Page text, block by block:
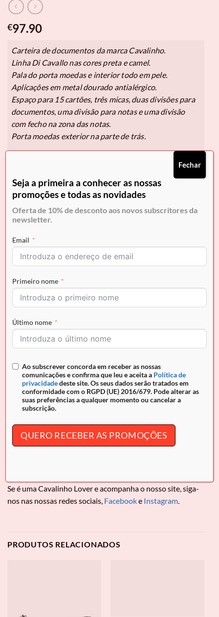
€97.90
Carteira de documentos da marca Cavalinho.
Linha Di Cavallo nas cores preta e camel.
Pala do porta moedas e interior todo em pele.
Aplicações em metal dourado antialérgico.
Espaço para 15 cartões, três micas, duas divisões para
documentos, uma divisão para notas e uma divisão
com fecho na zona das notas.
Porta moedas exterior na parte de trás.
Pague em 3x de 32,63€sem juros.
Selecione Klarna no checkout.
Em stock
COMPRAR AGORA
Envio grátis para Portugal em encomendas superiores a
REF: 26250202.32.99
DESCRIÇÃO
INFORMAÇÃO ADICIONAL
Carteira CavalinhoDi Cavallo
O acessório de moda que faltava! Carteira para
Se é uma Cavalinho Lover e acompanha o nosso site, siga-
nos nas nossas redes sociais, Facebooke Instagram
PRODUTOS RELACIONADOS
Seja a primeira a conhecer as nossas
promoções e todas as novidades
Oferta de 10% de desconto aos novos subscritores da
newsletter.
Email
Primeiro nome
Último nome
Ao subscrever concorda em receber as nossas
comunicações e confirma que leu e aceita a Política de
privacidadedeste site. Os seus dados serão tratados em
conformidade com o RGPD (UE) 2016/679. Pode alterar as
suas preferências a qualquer momento ou cancelar a
subscrição.
QUERO RECEBER AS PROMOÇÕES
Fechar